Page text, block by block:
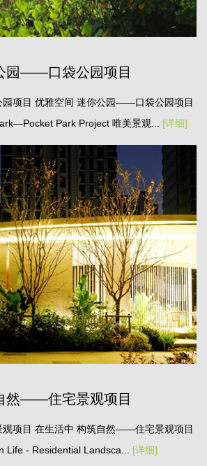
园——口袋公园项目
园项目 优雅空间 迷你公园——口袋公园项目
Park Project 唯美景观...
[详细]
然——住宅景观项目
观项目 在生活中 构筑自然——住宅景观项目
Life - Residential Landsca...
[详细]